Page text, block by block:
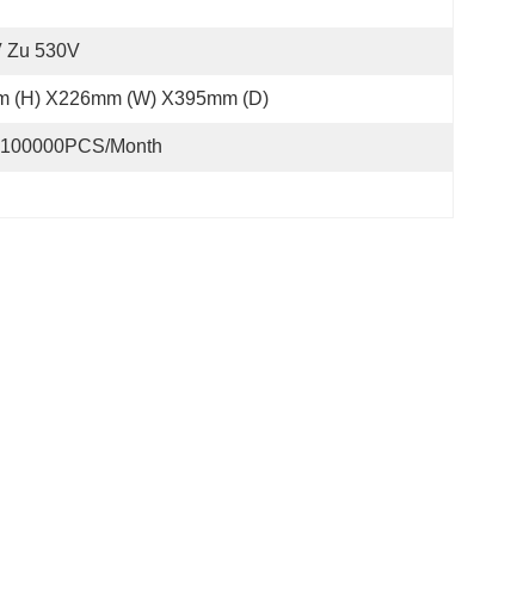
Zu 530V
(H) X226mm (W) X395mm (D)
100000PCS/Month